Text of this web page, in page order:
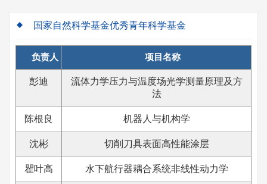
国家自然科学基金优秀青年科学基金
负责人 项目名称
彭迪
流体力学压力与温度场光学测量原理及方
法
陈根良 机器人与机构学
沈彬 切削刀具表面高性能涂层
瞿叶高 水下航行器耦合系统非线性动力学